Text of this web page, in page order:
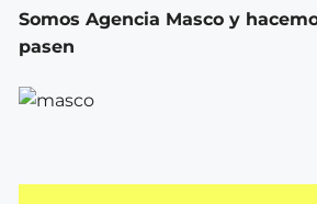
Somos Agencia Masco y
pasen